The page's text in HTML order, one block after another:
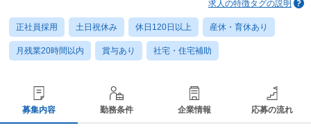
求人の特徴タグの説明
正社員採用 土日祝休み 休日120日以上 産休・育休あり
月残業20時間以内 賞与あり 社宅・住宅補助
募集内容 勤務条件 企業情報 応募の流れ